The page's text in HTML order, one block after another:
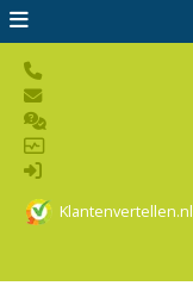
Klantenvertellen.nl